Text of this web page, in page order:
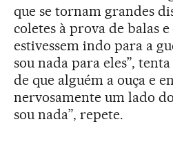
que se tornam grandes
coletes à prova de balas e
estivessem indo para a
sou nada para eles”,
de que alguém a ouça e
nervosamente um lado
sou nada”, repete.